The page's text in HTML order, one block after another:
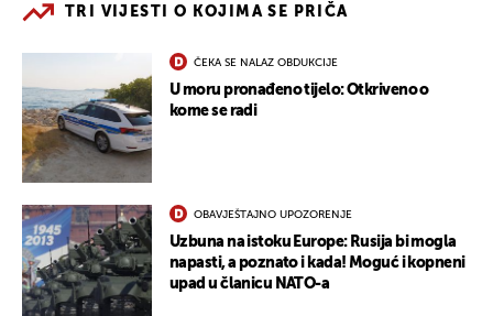
TRI VIJESTI O KOJIMA SE PRIČA
ČEKA SE NALAZ OBDUKCIJE
U moru pronađeno tijelo: Otkriveno o
kome se radi
OBAVJEŠTAJNO UPOZORENJE
Uzbuna na istoku Europe: Rusija bi mogla
napasti, a poznato i kada! Moguć i kopneni
upad u članicu NATO-a